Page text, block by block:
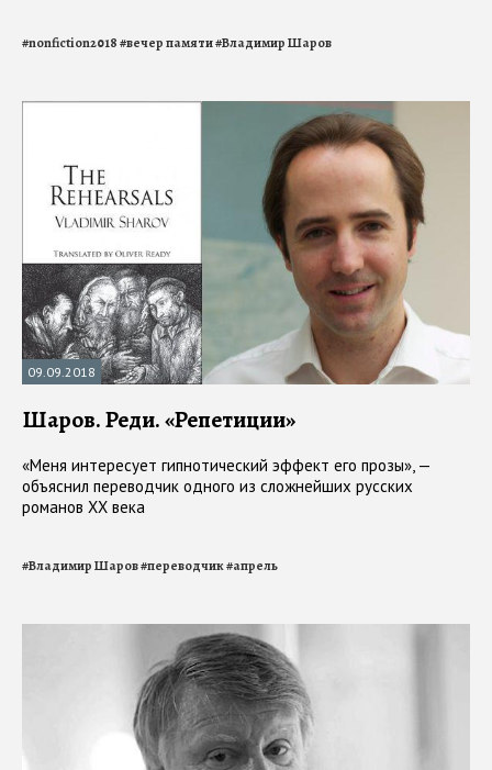
#nonfiction2018#вечер памяти#Владимир Шаров
09.09.2018
Шаров. Реди. «Репетиции»
«Меня интересует гипнотический эффект его прозы», —
объяснил переводчик одного из сложнейших русских
романов XX века
#Владимир Шаров#переводчик#апрель